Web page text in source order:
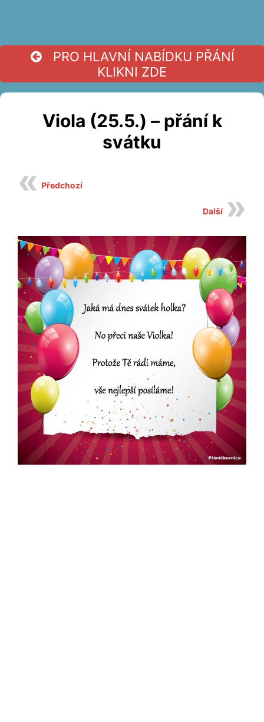
PRO HLAVNÍ NABÍDKU PŘÁNÍ
KLIKNI ZDE
Viola (25.5.) – přání k
svátku
Předchozí
Další